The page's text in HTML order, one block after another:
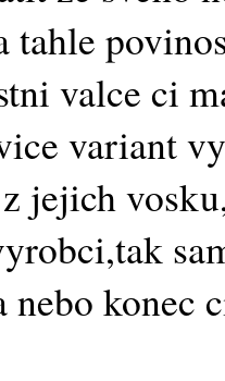
tahle
valce ci
variant
jejich
nebo konec